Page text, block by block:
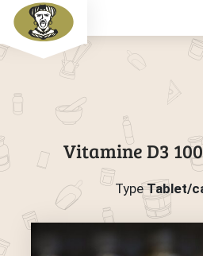
Vitamine D3
TypeTablet/